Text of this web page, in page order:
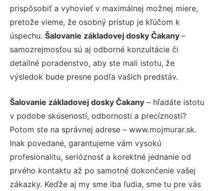
prispôsobiť a vyhovieť v maximálnej možnej miere,
pretože vieme, že osobný prístup je kľúčom k
úspechu. Šalovanie základovej dosky Čakany –
samozrejmosťou sú aj odborné konzultácie či
detailné poradenstvo, aby ste mali istotu, že
výsledok bude presne podľa vašich predstáv.
Šalovanie základovej dosky Čakany – hľadáte istotu
v podobe skúseností, odbornosti a precíznosti?
Potom ste na správnej adrese – www.mojmurar.sk.
Inak povedané, garantujeme vám vysokú
profesionalitu, serióznosť a korektné jednanie od
prvého kontaktu až po samotné dokončenie vašej
zákazky. Keďže aj my sme iba ľudia, sme tu pre vás